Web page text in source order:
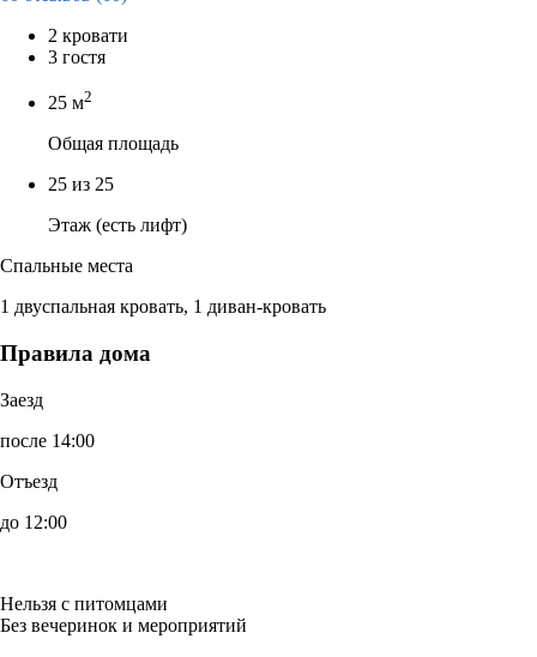
2 кровати
3 гостя
25 м2
Общая площадь
25 из 25
Этаж (есть лифт)
Спальные места
1 двуспальная кровать, 1 диван-кровать
Правила дома
Заезд
после 14:00
Отъезд
до 12:00
Нельзя с питомцами
Без вечеринок и мероприятий